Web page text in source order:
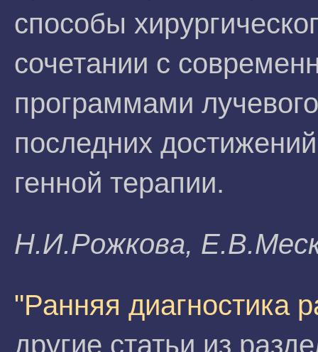
способы
сочетании с
программами
последних
генной терапии.
H.И.Poжкoвa,
"Ранняя диагностика
другие статьи из